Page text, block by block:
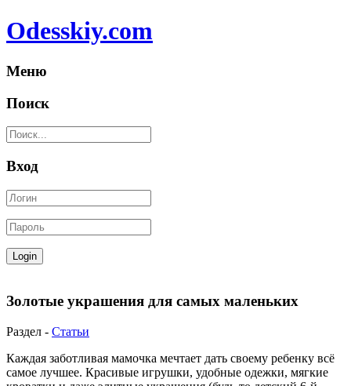
Odesskiy.com
Меню
Поиск
Вход
Золотые украшения для самых маленьких
Раздел - Статьи
Каждая заботливая мамочка мечтает дать своему ребенку всё
самое лучшее. Красивые игрушки, удобные одежки, мягкие